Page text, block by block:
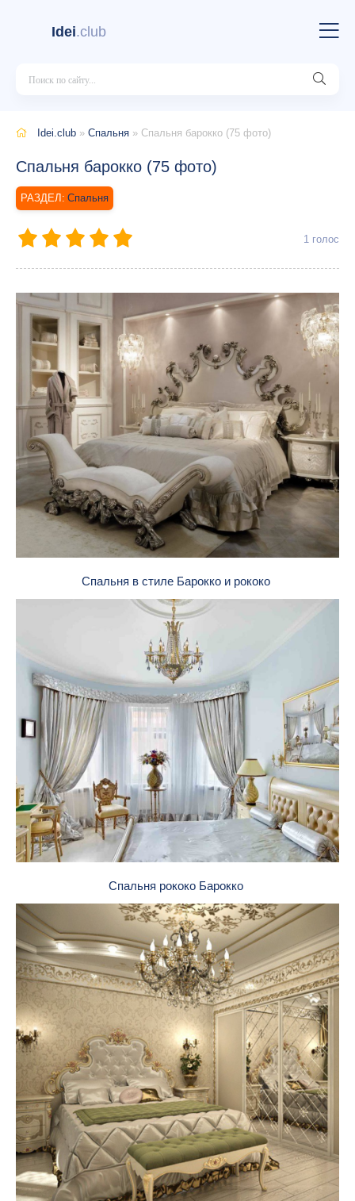
Idei.club
Idei.club » Спальня » Спальня барокко (75 фото)
Спальня барокко (75 фото)
Спальня
1 голос
Спальня в стиле Барокко и рококо
Спальня рококо Барокко